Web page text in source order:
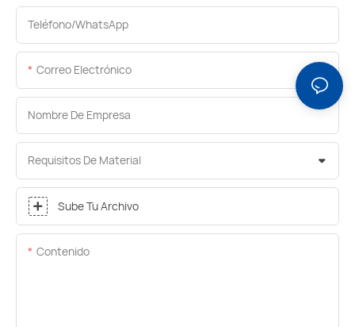
Teléfono/WhatsApp
Correo Electrónico
Nombre De Empresa
Requisitos De Material
Sube Tu Archivo
Contenido